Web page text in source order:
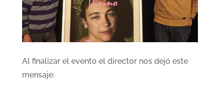
Al finalizar el evento el director nos dejó este
mensaje: